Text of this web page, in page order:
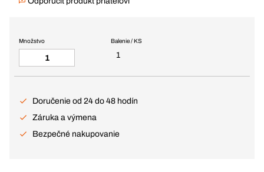
Balenie / KS
1
Množstvo
Doručenie od 24 do 48 hodín
Záruka a výmena
Bezpečné nakupovanie